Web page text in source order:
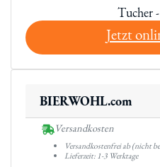
Tucher
Jetzt
BIERWOHL.com
Versandkosten
Versandkostenfrei ab (nicht
Lieferzeit: 1-3 Werktage